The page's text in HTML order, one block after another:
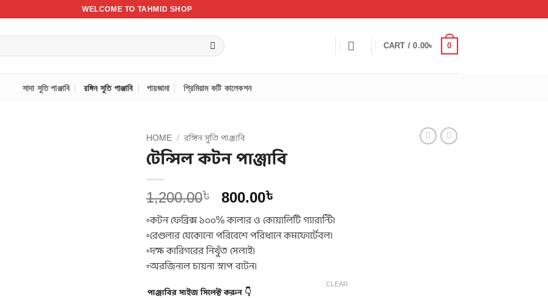
WELCOME TO TAHMID SHOP
CART /0.00৳ 0
সাদা সুতি পাঞ্জাবি রঙ্গিন সুতি পাঞ্জাবি পায়জামা প্রিমিয়াম কটি কালেকশন
HOME / রঙ্গিন সুতি পাঞ্জাবি
টেন্সিল কটন পাঞ্জাবি
1,200.00৳
Original
was:
1,200.00৳ .
800.00৳
price
is:
800.00৳ .
▫️কটন ফেব্রিক্স ১০০% কালার ও কোয়ালিটি গ্যারান্টি।
▫️রেগুলার যেকোনো পরিবেশে পরিধানে কমফোর্টেবল।
▫️দক্ষ কারিগরের নিখুঁত সেলাই।
▫️অরজিনাল চায়না স্নাপ বাটন।
পাঞ্জাবির সাইজ সিলেক্ট করুন 👇
CLEAR